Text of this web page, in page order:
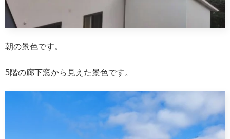
朝の景色です。
5階の廊下窓から見えた景色です。